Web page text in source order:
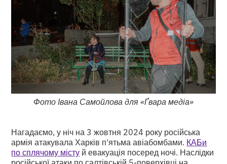
Фото Івана Самойлова для «Ґвара медіа»
Нагадаємо, у ніч на 3 жовтня 2024 року російська
армія атакувала Харків п'ятьма авіабомбами. КАБи
по сплячому місту й евакуація посеред ночі. Наслідки